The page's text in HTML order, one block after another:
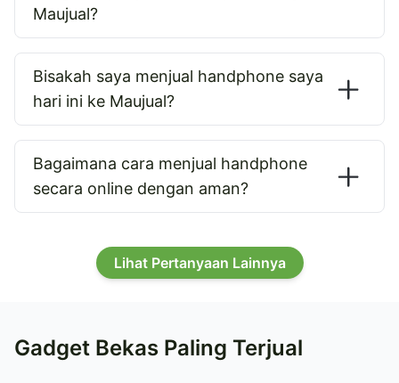
Maujual?
Bisakah saya menjual handphone saya
hari ini ke Maujual?
Bagaimana cara menjual handphone
secara online dengan aman?
Lihat Pertanyaan Lainnya
Gadget Bekas Paling Terjual